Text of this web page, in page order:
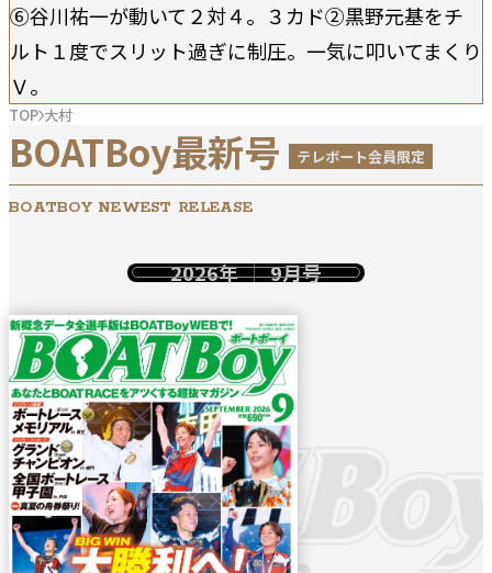
⑥谷川祐一が動いて２対４。３カド②黒野元基をチ
ルト１度でスリット過ぎに制圧。一気に叩いてまくり
Ｖ。
TOP 大村
BOATBoy最新号 テレボート会員限定
BOATBOY NEWEST RELEASE
2026年 9月号